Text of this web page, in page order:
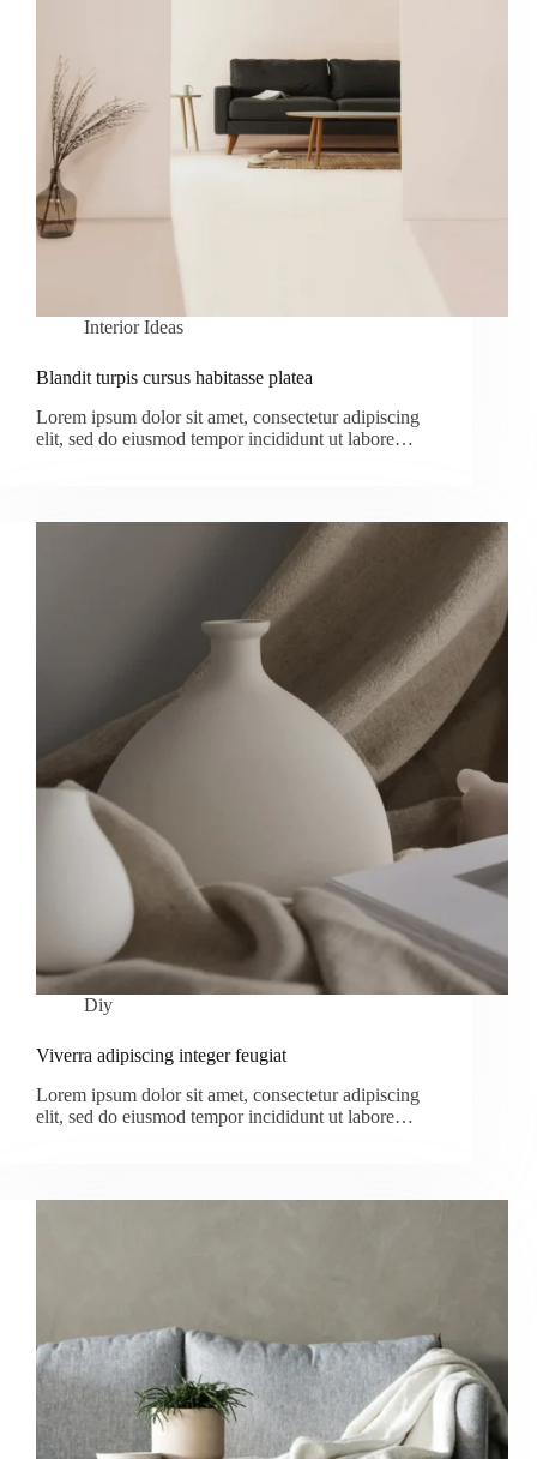
Interior Ideas
Blandit turpis cursus habitasse platea
Lorem ipsum dolor sit amet, consectetur adipiscing
elit, sed do eiusmod tempor incididunt ut labore…
Diy
Viverra adipiscing integer feugiat
Lorem ipsum dolor sit amet, consectetur adipiscing
elit, sed do eiusmod tempor incididunt ut labore…